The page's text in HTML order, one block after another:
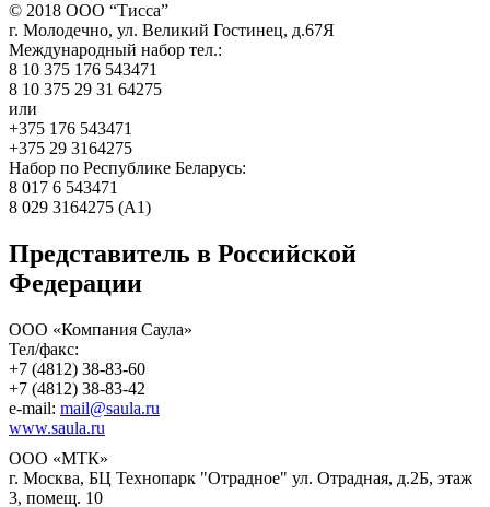
© 2018 ООО “Тисса”
г. Молодечно, ул. Великий Гостинец, д.67Я
Международный набор тел.:
8 10 375 176 543471
8 10 375 29 31 64275
или
+375 176 543471
+375 29 3164275
Набор по Республике Беларусь:
8 017 6 543471
8 029 3164275 (А1)
Представитель в Российской
Федерации
ООО «Компания Саула»
Тел/факс:
+7 (4812) 38-83-60
+7 (4812) 38-83-42
e-mail: mail@saula.ru
www.saula.ru
ООО «МТК»
г. Москва, БЦ Технопарк "Отрадное" ул. Отрадная, д.2Б, этаж
3, помещ. 10